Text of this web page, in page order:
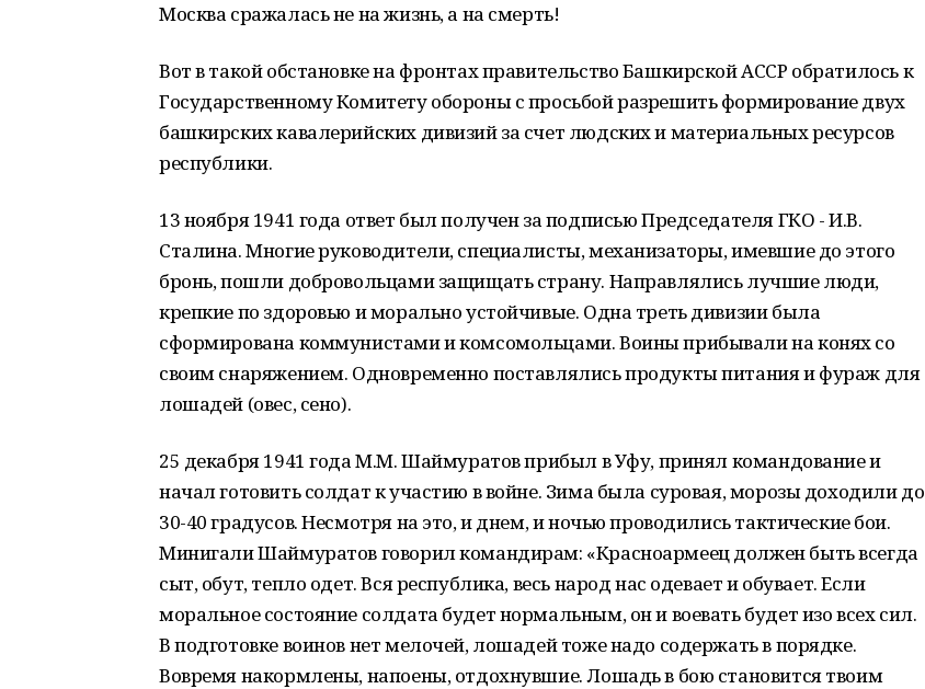
Москва сражалась не на жизнь, а на смерть!
Вот в такой обстановке на фронтах правительство Башкирской АССР обратилось к
Государственному Комитету обороны с просьбой разрешить формирование двух
башкирских кавалерийских дивизий за счет людских и материальных ресурсов
республики.
13 ноября 1941 года ответ был получен за подписью Председателя ГКО - И.В.
Сталина. Многие руководители, специалисты, механизаторы, имевшие до этого
бронь, пошли добровольцами защищать страну. Направлялись лучшие люди,
крепкие по здоровью и морально устойчивые. Одна треть дивизии была
сформирована коммунистами и комсомольцами. Воины прибывали на конях со
своим снаряжением. Одновременно поставлялись продукты питания и фураж для
лошадей (овес, сено).
25 декабря 1941 года М.М. Шаймуратов прибыл в Уфу, принял командование и
начал готовить солдат к участию в войне. Зима была суровая, морозы доходили до
30-40 градусов. Несмотря на это, и днем, и ночью проводились тактические бои.
Минигали Шаймуратов говорил командирам: «Красноармеец должен быть всегда
сыт, обут, тепло одет. Вся республика, весь народ нас одевает и обувает. Если
моральное состояние солдата будет нормальным, он и воевать будет изо всех сил.
В подготовке воинов нет мелочей, лошадей тоже надо содержать в порядке.
Вовремя накормлены, напоены, отдохнувшие. Лошадь в бою становится твоим